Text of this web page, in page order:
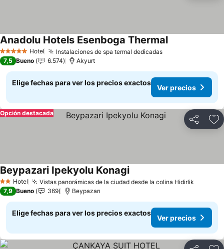
5 Estrellas Hotel Instalaciones de spa termal dedicadasVer precios
Anadolu Hotels Esenboga ThermalVer precios
7,5 Bueno 6.574 Akyurt
Elige fechas para ver los precios exactos
Ver precios
Compartir
Opción destacada
2 Estrellas
Hotel Vistas panorámicas de la ciudad desde la colina Hidirlik
Beypazari Ipekyolu KonagiVer precios
7,9 Bueno 369 Beypazarı
Elige fechas para ver los precios exactos
Ver precios